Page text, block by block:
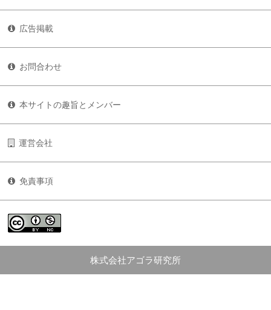
広告掲載
お問合わせ
本サイトの趣旨とメンバー
運営会社
免責事項
株式会社アゴラ研究所